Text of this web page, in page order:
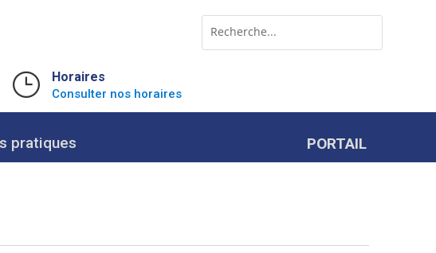
for...
} Horaires
Consulter nos horaires
pratiques PORTAIL